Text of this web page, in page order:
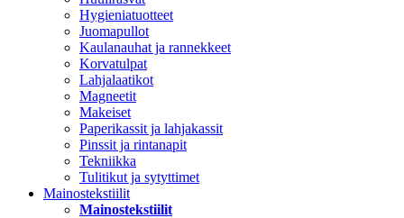
Hygieniatuotteet
Juomapullot
Kaulanauhat ja rannekkeet
Korvatulpat
Lahjalaatikot
Magneetit
Makeiset
Paperikassit ja lahjakassit
Pinssit ja rintanapit
Tekniikka
Tulitikut ja sytyttimet
Mainostekstiilit
Mainostekstiilit